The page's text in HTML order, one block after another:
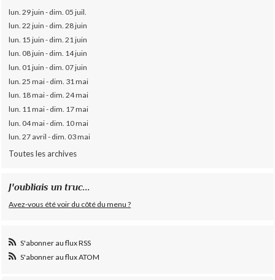
lun. 29 juin - dim. 05 juil.
lun. 22 juin - dim. 28 juin
lun. 15 juin - dim. 21 juin
lun. 08 juin - dim. 14 juin
lun. 01 juin - dim. 07 juin
lun. 25 mai - dim. 31 mai
lun. 18 mai - dim. 24 mai
lun. 11 mai - dim. 17 mai
lun. 04 mai - dim. 10 mai
lun. 27 avril - dim. 03 mai
Toutes les archives
J'oubliais un truc...
Avez-vous été voir du côté du menu ?
S'abonner au flux RSS
S'abonner au flux ATOM